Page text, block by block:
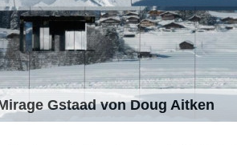
Gstaad von Doug Aitken